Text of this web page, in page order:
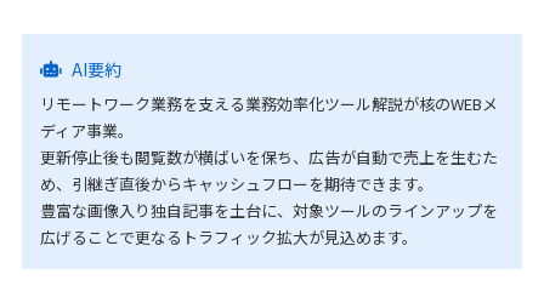
AI要約
リモートワーク業務を支える業務効率化ツール解説が核のWEBメ
ディア事業。
更新停止後も閲覧数が横ばいを保ち、広告が自動で売上を生むた
め、引継ぎ直後からキャッシュフローを期待できます。
豊富な画像入り独自記事を土台に、対象ツールのラインアップを
広げることで更なるトラフィック拡大が見込めます。